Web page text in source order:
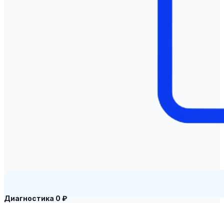
Диагностика 0 ₽